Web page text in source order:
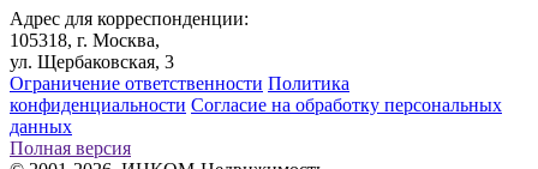
Адрес для корреспонденции:
105318, г. Москва,
ул. Щербаковская, 3
Ограничение ответственности Политика
конфиденциальности Согласие на обработку персональных
данных
Полная версия